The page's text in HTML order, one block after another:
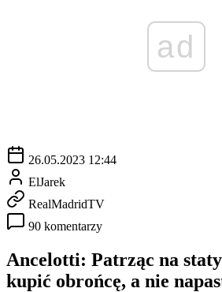
ad
26.05.2023 12:44
ElJarek
RealMadridTV
90 komentarzy
Ancelotti: Patrząc na
kupić obrońcę, a nie